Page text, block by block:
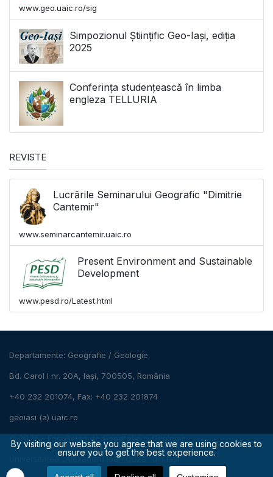
www.geo.uaic.ro/sig
Simpozionul Științific Geo-Iași, ediția
2025
Conferința studențească în limba
engleza TELLURIA
REVISTE
Lucrările Seminarului Geografic "Dimitrie
Cantemir"
www.seminarcantemir.uaic.ro
Present Environment and Sustainable
Development
www.pesd.ro/Latest.html
Departamente: Geografie / Geologie
Bd. Carol I nr. 20A, Iași, 700505, România
+40 232 201074, Fax: +40 232 201874
geoiasi (a) uaic.ro
© 2026 - Facultatea de Geografie și Geologie
Universitatea „Alexandru Ioan Cuza” din Iași
By visiting our website you agree that we are using cookies to
ensure you to get the best experience.